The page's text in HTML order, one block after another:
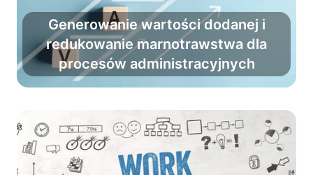
Generowanie wartości dodanej i
redukowanie marnotrawstwa dla
procesów administracyjnych
Zredukuj marnotrawstwo i zwiększ
wartość dodaną, przy okazji
ułatwiając pracę codzienną.